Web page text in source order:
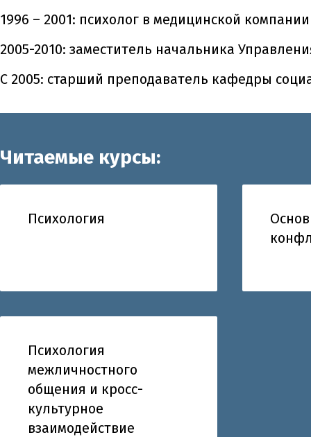
1996 – 2001: психолог в медицинской
2005-2010: заместитель начальника
С 2005: старший преподаватель кафедры
Читаемые курсы:
Психология
Психология
межличностного
общения и кросс-
культурное
взаимодействие